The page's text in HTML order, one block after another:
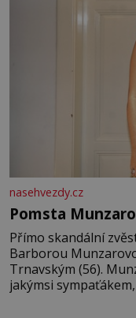
nasehvezdy.cz
Pomsta
Přímo skandální
Barborou
Trnavským (56).
jakýmsi